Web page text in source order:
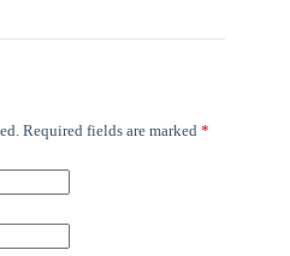
Required fields are marked *